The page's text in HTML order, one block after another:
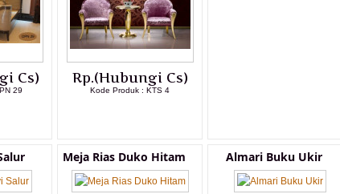
Cs)
29
Rp.(Hubungi Cs)
Kode Produk : KTS 4
Meja Rias Duko Hitam Almari Buku Ukir